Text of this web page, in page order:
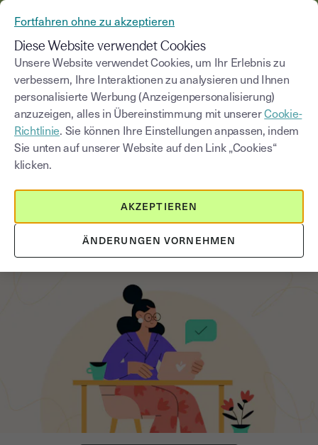
Blog
Kategorie auswählen Saisissez un terme
Die elektronische Signatur auf
Tablets
Fortfahren ohne zu akzeptieren
Diese Website verwendet Cookies
Unsere Website verwendet Cookies, um Ihr Erlebnis zu
verbessern, Ihre Interaktionen zu analysieren und Ihnen
personalisierte Werbung (Anzeigenpersonalisierung)
anzuzeigen, alles in Übereinstimmung mit unsererCookie-
Richtlinie. Sie können Ihre Einstellungen anpassen, indem
Sie unten auf unserer Website auf den Link „Cookies“
klicken.
ÄNDERUNGEN VORNEHMEN
AKZEPTIEREN